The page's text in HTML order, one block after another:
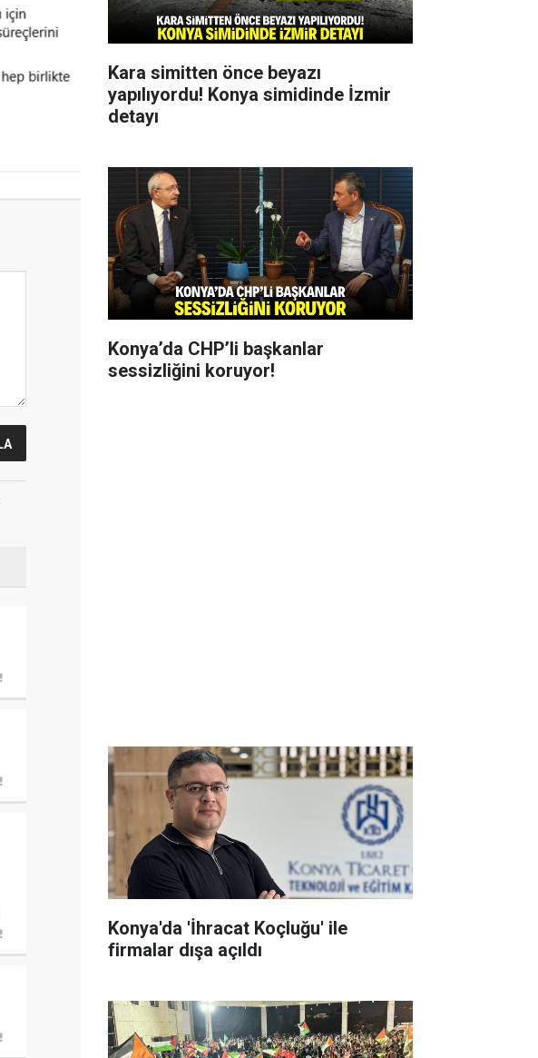
Kara simitten önce beyazı
yapılıyordu! Konya simidinde İzmir
detayı
Konya’da CHP’li başkanlar
sessizliğini koruyor!
Konya'da 'İhracat Koçluğu' ile
firmalar dışa açıldı